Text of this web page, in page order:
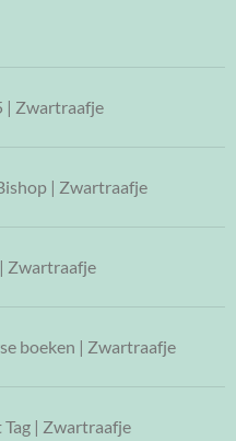
| Zwartraafje
| Zwartraafje
Zwartraafje
boeken | Zwartraafje
| Zwartraafje